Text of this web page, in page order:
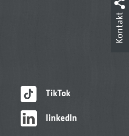
TikTok
linkedIn
Kontakt